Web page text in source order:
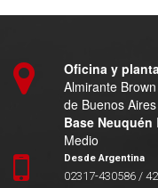
Oficina y
Almirante
de Buenos Aires
Base Neuquén
Medio
Desde Argentina
02317-430586 /